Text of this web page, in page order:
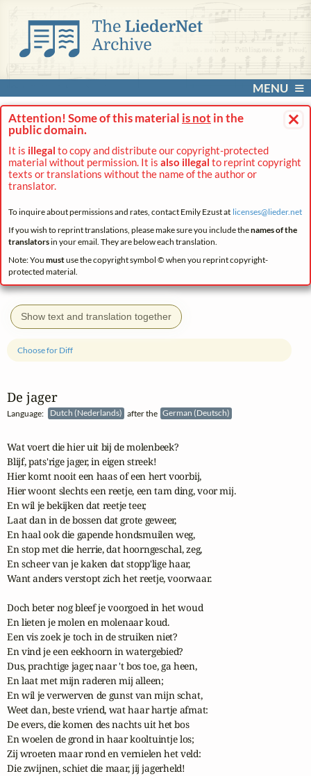
MENU
×
Attention! Some of this material is not in the
public domain.
It is illegal to copy and distribute our copyright-protected
material without permission. It is also illegal to reprint copyright
texts or translations without the name of the author or
translator.
To inquire about permissions and rates, contact Emily Ezust at licenses@lieder.net
If you wish to reprint translations, please make sure you include thenames of the
translatorsin your email. They are below each translation.
Note: You mustuse the copyright symbol © when you reprint copyright-
protected material.
Show text and translation together
De jager
Language: Dutch (Nederlands) after the German (Deutsch)
Choose for Diff
Wat voert die hier uit bij de molenbeek?
Blijf, pats'rige jager, in eigen streek!
Hier komt nooit een haas of een hert voorbij,
Hier woont slechts een reetje, een tam ding, voor mij.
En wil je bekijken dat reetje teer,
Laat dan in de bossen dat grote geweer,
En haal ook die gapende hondsmuilen weg,
En stop met die herrie, dat hoorngeschal, zeg,
En scheer van je kaken dat stopp'lige haar,
Want anders verstopt zich het reetje, voorwaar.
Doch beter nog bleef je voorgoed in het woud
En lieten je molen en molenaar koud.
Een vis zoek je toch in de struiken niet?
En vind je een eekhoorn in watergebied?
Dus, prachtige jager, naar 't bos toe, ga heen,
En laat met mijn raderen mij alleen;
En wil je verwerven de gunst van mijn schat,
Weet dan, beste vriend, wat haar hartje afmat:
De evers, die komen des nachts uit het bos
En woelen de grond in haar kooltuintje los;
Zij wroeten maar rond en vernielen het veld:
Die zwijnen, schiet die maar, jij jagerheld!